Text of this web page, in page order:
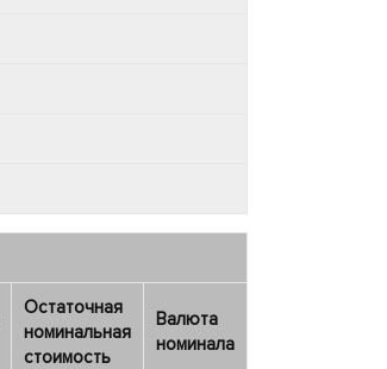
Остаточная
номинальная
стоимость
Валюта
номинала